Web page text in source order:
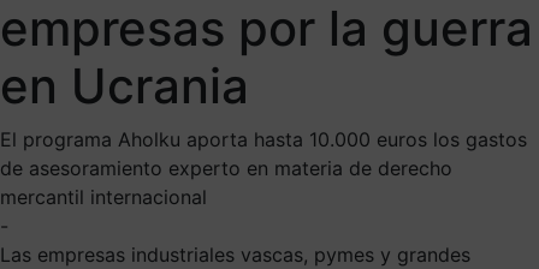
empresas por la guerra
en Ucrania
El programa Aholku aporta hasta 10.000 euros los gastos
de asesoramiento experto en materia de derecho
mercantil internacional
-
Las empresas industriales vascas, pymes y grandes